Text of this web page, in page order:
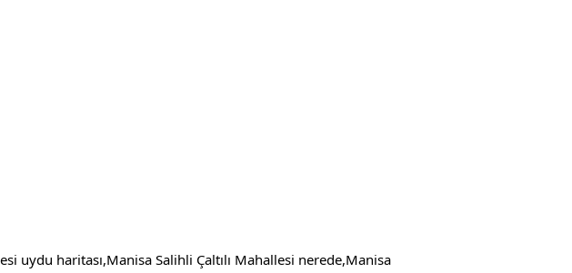
uydu haritası,Manisa Salihli Çaltılı Mahallesi nerede,Manisa